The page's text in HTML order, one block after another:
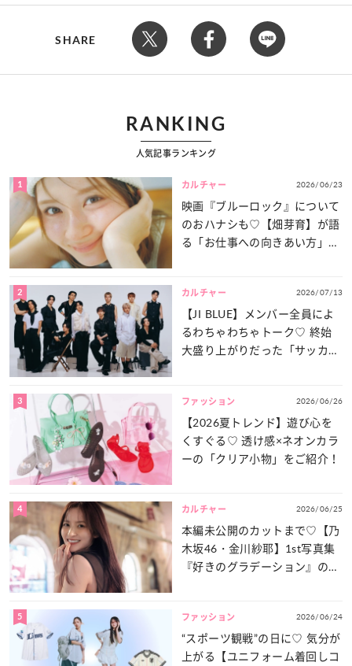
SHARE
RANKING
人気記事ランキング
1 カルチャー 2026/06/23
映画『ブルーロック』について
のおハナシも♡【畑芽育】が語
る「お仕事への向きあい方」と
2 カルチャー 2026/07/13
【JI BLUE】メンバー全員によ
るわちゃわちゃトーク♡ 終始
大盛り上がりだった「サッカー
3 ファッション 2026/06/26
【2026夏トレンド】遊び心を
くすぐる♡ 透け感×ネオンカラ
ーの「クリア小物」をご紹介！
4 カルチャー 2026/06/25
本編未公開のカットまで♡【乃
木坂46・金川紗耶】1st写真集
『好きのグラデーション』の魅
5 ファッション 2026/06/24
“スポーツ観戦”の日に♡ 気分が
上がる【ユニフォーム着回しコ